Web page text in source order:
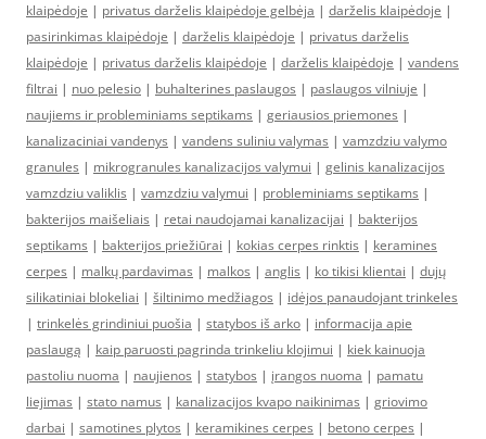
klaipėdoje | privatus darželis klaipėdoje gelbėja | darželis klaipėdoje |
pasirinkimas klaipėdoje | darželis klaipėdoje | privatus darželis
klaipėdoje | privatus darželis klaipėdoje | darželis klaipėdoje | vandens
filtrai | nuo pelesio | buhalterines paslaugos | paslaugos vilniuje |
naujiems ir probleminiams septikams | geriausios priemones |
kanalizaciniai vandenys | vandens suliniu valymas | vamzdziu valymo
granules | mikrogranules kanalizacijos valymui | gelinis kanalizacijos
vamzdziu valiklis | vamzdziu valymui | probleminiams septikams |
bakterijos maišeliais | retai naudojamai kanalizacijai | bakterijos
septikams | bakterijos priežiūrai | kokias cerpes rinktis | keramines
cerpes | malkų pardavimas | malkos | anglis | ko tikisi klientai | dujų
silikatiniai blokeliai | šiltinimo medžiagos | idėjos panaudojant trinkeles
| trinkelės grindiniui puošia | statybos iš arko | informacija apie
paslaugą | kaip paruosti pagrinda trinkeliu klojimui | kiek kainuoja
pastoliu nuoma | naujienos | statybos | įrangos nuoma | pamatu
liejimas | stato namus | kanalizacijos kvapo naikinimas | griovimo
darbai | samotines plytos | keramikines cerpes | betono cerpes |